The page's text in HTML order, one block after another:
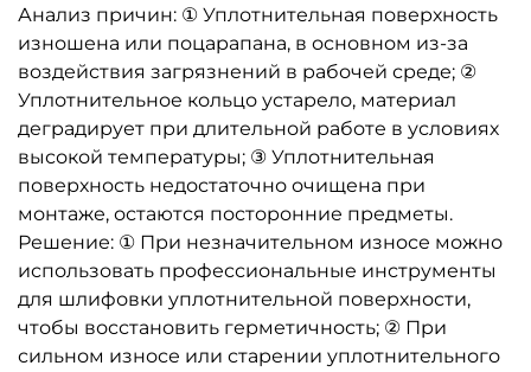
Анализ причин: ① Уплотнительная поверхность
изношена или поцарапана, в основном из-за
воздействия загрязнений в рабочей среде; ②
Уплотнительное кольцо устарело, материал
деградирует при длительной работе в условиях
высокой температуры; ③ Уплотнительная
поверхность недостаточно очищена при
монтаже, остаются посторонние предметы.
Решение: ① При незначительном износе можно
использовать профессиональные инструменты
для шлифовки уплотнительной поверхности,
чтобы восстановить герметичность; ② При
сильном износе или старении уплотнительного